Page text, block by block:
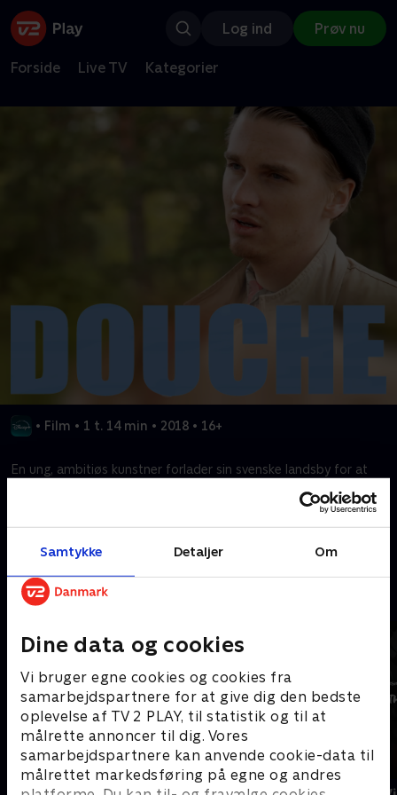
Samtykke Detaljer Om
Dine data og cookies
Vi bruger egne cookies og cookies fra
samarbejdspartnere for at give dig den bedste
oplevelse af TV 2 PLAY, til statistik og til at
målrette annoncer til dig. Vores
samarbejdspartnere kan anvende cookie-data til
målrettet markedsføring på egne og andres
Log ind Prøv nu
Forside Live TV Kategorier
• Film • 1 t. 14 min • 2018 • 16+
En ung, ambitiøs kunstner forlader sin svenske landsby for at
Mere indhold fra Disney+